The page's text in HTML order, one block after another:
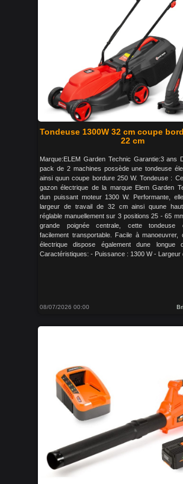
Tondeuse 1300W 32 cm coupe
22 cm
Marque:ELEM Garden Technic Garantie:3 ans
pack de 2 machines possède une tondeuse
ainsi quun coupe bordure 250 W. Tondeuse :
gazon électrique de la marque Elem Garden
dun puissant moteur 1300 W. Performante,
largeur de travail de 32 cm ainsi quune
réglable manuellement sur 3 positions 25 - 65
grande poignée centrale, cette tondeuse
facilement transportable. Facile à manoeuvrer,
électrique dispose également dune longue
Caractéristiques: - Puissance : 1300 W - Largeur
08/07/2026 00:00